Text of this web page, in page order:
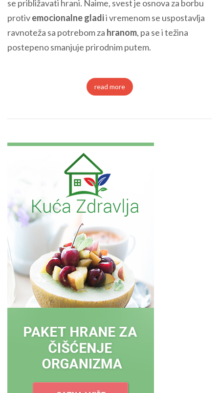
se približavati hrani. Naime, svest je osnova za borbu
protivemocionalne gladii vremenom se uspostavlja
ravnoteža sa potrebom za hranom, pa se i težina
postepeno smanjuje prirodnim putem.
read more